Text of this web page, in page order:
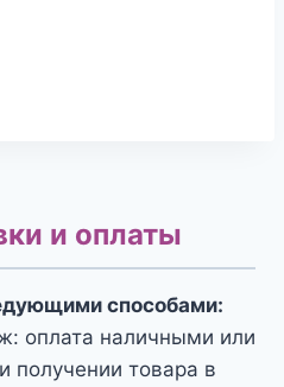
и оплаты
способами:
оплата наличными или
получении товара в